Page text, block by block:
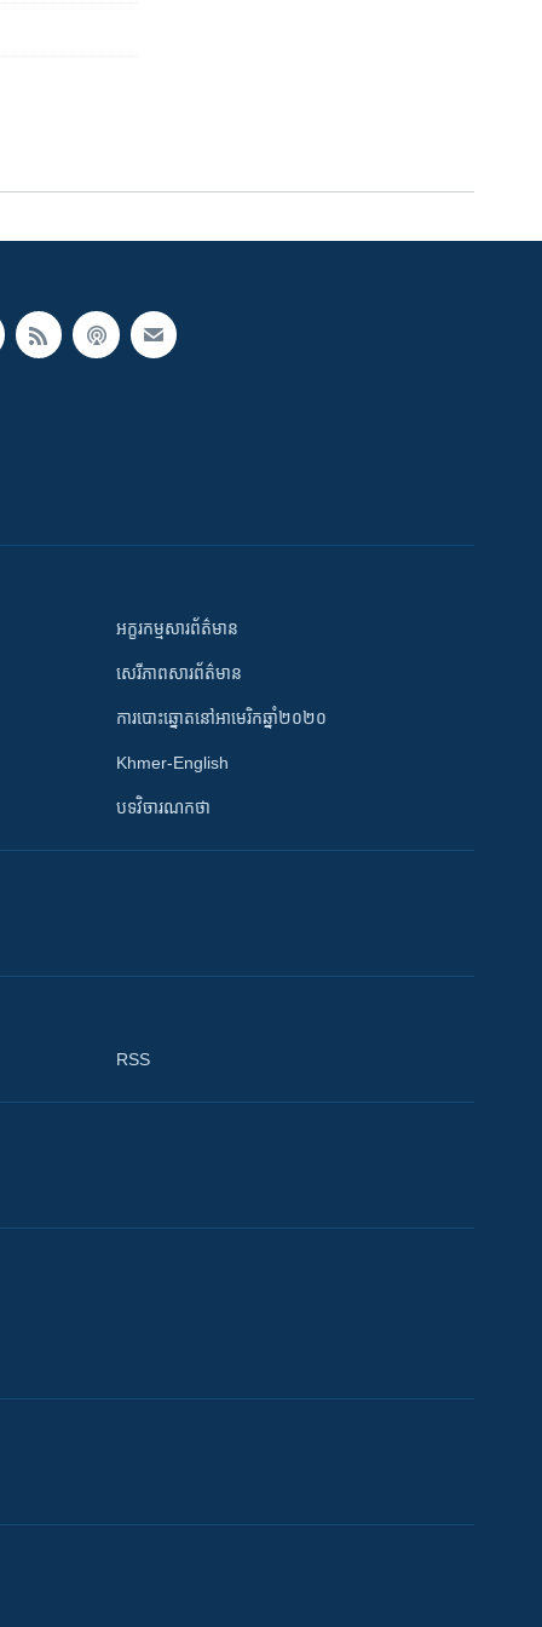
អក្ខរកម្មសារព័ត៌មាន
សេរីភាពសារព័ត៌មាន
ការបោះឆ្នោតនៅអាមេរិកឆ្នាំ២០២០
Khmer-English
បទវិចារណកថា
RSS